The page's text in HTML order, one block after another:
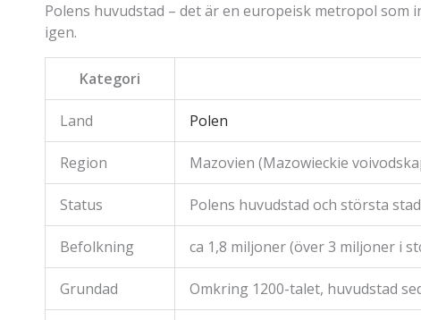
Polens huvudstad – det är en europeisk metropol som
igen.
Kategori
Land Polen
Region Mazovien (Mazowieckie
Status Polens huvudstad och största stad
Befolkning ca 1,8 miljoner (över 3 miljoner i
Grundad Omkring 1200-talet, huvudstad